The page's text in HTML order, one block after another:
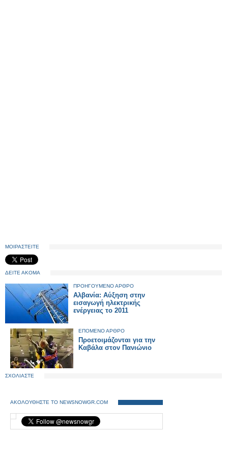
ΜΟΙΡΑΣΤΕΙΤΕ
ΔΕΙΤΕ ΑΚΟΜΑ
ΠΡΟΗΓΟΥΜΕΝΟ ΑΡΘΡΟ
Αλβανία: Αύξηση στην
εισαγωγή ηλεκτρικής
ενέργειας το 2011
ΕΠΟΜΕΝΟ ΑΡΘΡΟ
Προετοιμάζονται για την
Καβάλα στον Πανιώνιο
ΣΧΟΛΙΑΣΤΕ
ΑΚΟΛΟΥΘΗΣΤΕ ΤΟ NEWSNOWGR.COM